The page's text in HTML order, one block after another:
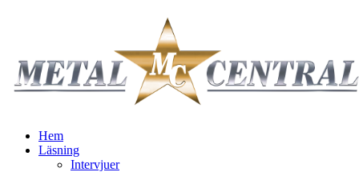
Hem
Läsning
Intervjuer